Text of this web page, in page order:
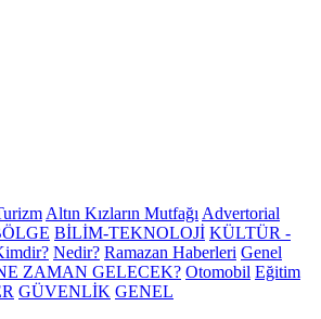
Altın Kızların Mutfağı Advertorial
BİLİM-TEKNOLOJİ KÜLTÜR -
Nedir? Ramazan Haberleri Genel
ZAMAN GELECEK? Otomobil Eğitim
GÜVENLİK GENEL